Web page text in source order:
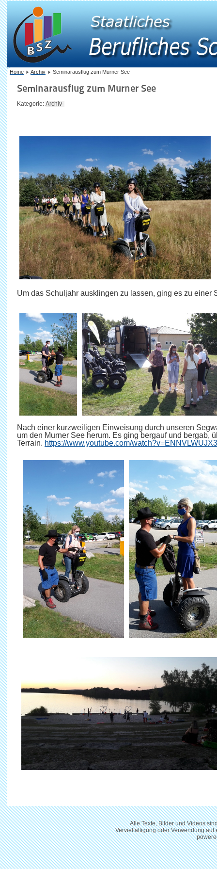
Home Archiv Seminarausflug zum Murner See
Seminarausflug zum Murner See
Kategorie: Archiv
Um das Schuljahr ausklingen zu lassen, ging es zu einer
Nach einer kurzweiligen Einweisung durch unseren
um den Murner See herum. Es ging bergauf und bergab,
Terrain. https://www.youtube.com/
Alle Texte, Bilder und Videos
Vervielfältigung oder Verwendung